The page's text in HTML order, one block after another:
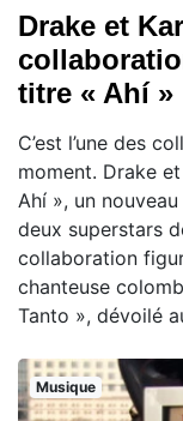
Drake et
titre « Ahí »
C’est l’une des
moment. Drake
Ahí », un
deux superstars
collaboration
chanteuse
Tanto », dévoilé
Musique